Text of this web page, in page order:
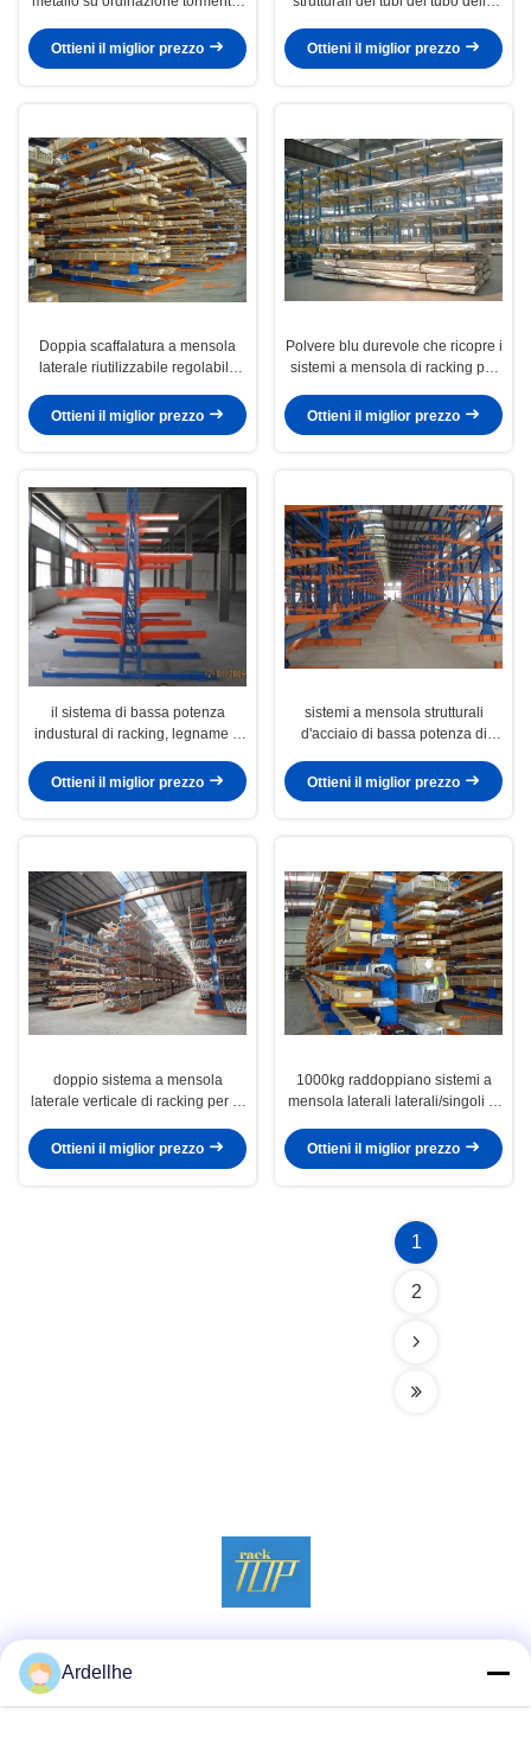
Ottieni il miglior prezzo
di racking
Ottieni il miglior prezzo
Doppia scaffalatura a mensola
laterale riutilizzabile regolabile
Ottieni il miglior prezzo
Polvere blu durevole che ricopre i
sistemi a mensola di racking per
Ottieni il miglior prezzo
il sistema di bassa potenza
industural di racking, legname a
tormenta
Ottieni il miglior prezzo
sistemi a mensola strutturali
d'acciaio di bassa potenza di
degli oggetti irregolari
Ottieni il miglior prezzo
doppio sistema a mensola
laterale verticale di racking per le
Ottieni il miglior prezzo
1000kg raddoppiano sistemi a
mensola laterali laterali/singoli di
siderurgici/del tubo
Ottieni il miglior prezzo
1
2
Ardellhe